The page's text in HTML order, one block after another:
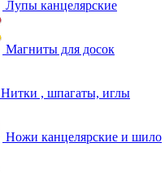
Лупы канцелярские
Магниты для досок
Нитки , шпагаты, иглы
Ножи канцелярские и шило